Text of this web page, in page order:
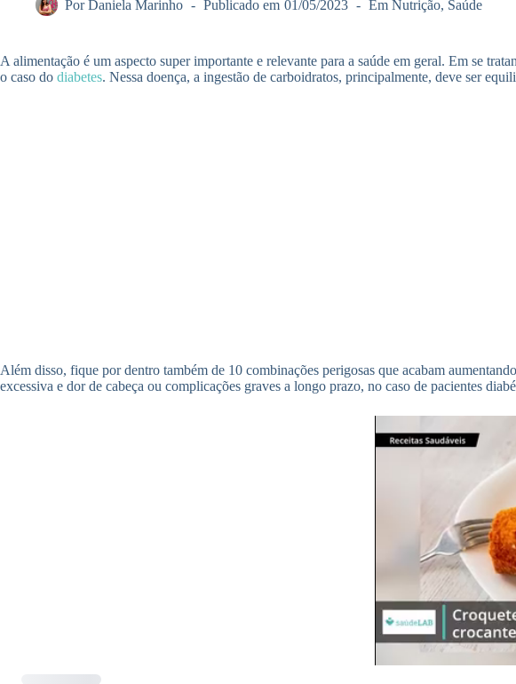
Por Daniela Marinho Publicado em 01/05/2023 Em Nutrição, Saúde
A alimentação é um aspecto super importante e relevante para a saúde em geral. Em se
o caso do diabetes. Nessa doença, a ingestão de carboidratos, principalmente, deve ser
Além disso, fique por dentro também de 10 combinações perigosas que acabam
excessiva e dor de cabeça ou complicações graves a longo prazo, no caso de pacientes